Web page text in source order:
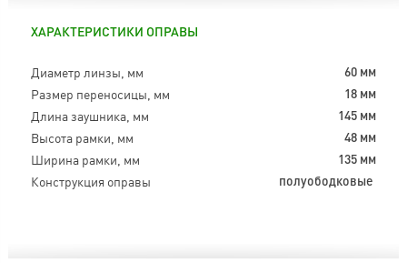
ХАРАКТЕРИСТИКИ ОПРАВЫ
Диаметр линзы, мм 60 мм
Размер переносицы, мм 18 мм
Длина заушника, мм 145 мм
Высота рамки, мм 48 мм
Ширина рамки, мм 135 мм
Конструкция оправы полуободковые